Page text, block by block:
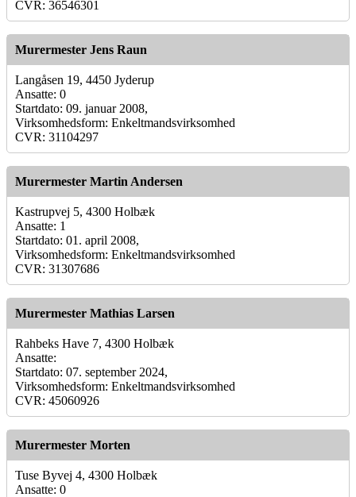
CVR: 36546301
Murermester Jens Raun
Langåsen 19, 4450 Jyderup
Ansatte: 0
Startdato: 09. januar 2008,
Virksomhedsform: Enkeltmandsvirksomhed
CVR: 31104297
Murermester Martin Andersen
Kastrupvej 5, 4300 Holbæk
Ansatte: 1
Startdato: 01. april 2008,
Virksomhedsform: Enkeltmandsvirksomhed
CVR: 31307686
Murermester Mathias Larsen
Rahbeks Have 7, 4300 Holbæk
Ansatte:
Startdato: 07. september 2024,
Virksomhedsform: Enkeltmandsvirksomhed
CVR: 45060926
Murermester Morten
Tuse Byvej 4, 4300 Holbæk
Ansatte: 0